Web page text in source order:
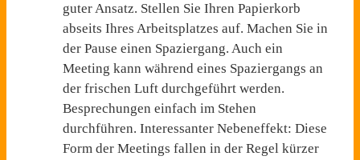
guter Ansatz. Stellen Sie Ihren Papierkorb
abseits Ihres Arbeitsplatzes auf. Machen Sie in
der Pause einen Spaziergang. Auch ein
Meeting kann während eines Spaziergangs an
der frischen Luft durchgeführt werden.
Besprechungen einfach im Stehen
durchführen. Interessanter Nebeneffekt: Diese
Form der Meetings fallen in der Regel kürzer